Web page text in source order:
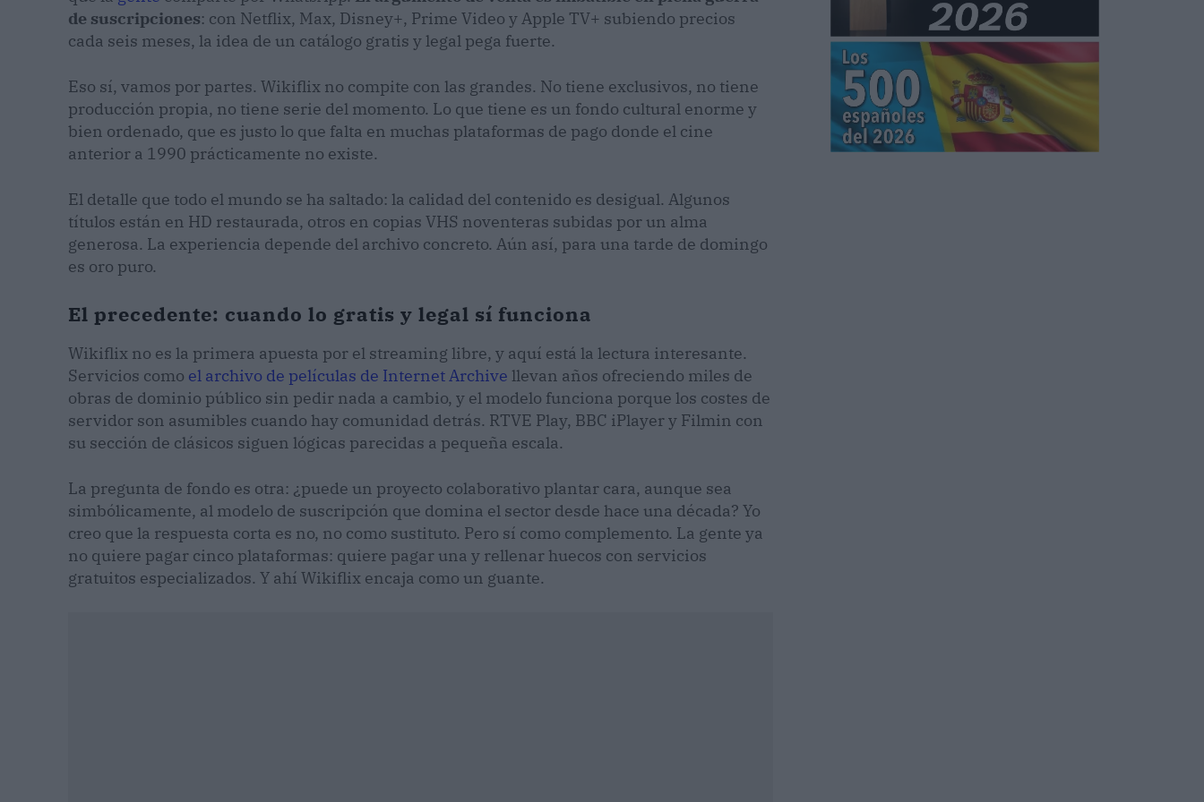
de suscripciones: con Netflix, Max, Disney+, Prime Video y Apple TV+ subiendo precios
cada seis meses, la idea de un catálogo gratis y legal pega fuerte.
Eso sí, vamos por partes. Wikiflix no compite con las grandes. No tiene exclusivos, no tiene
producción propia, no tiene serie del momento. Lo que tiene es un fondo cultural enorme y
bien ordenado, que es justo lo que falta en muchas plataformas de pago donde el cine
anterior a 1990 prácticamente no existe.
El detalle que todo el mundo se ha saltado: la calidad del contenido es desigual. Algunos
títulos están en HD restaurada, otros en copias VHS noventeras subidas por un alma
generosa. La experiencia depende del archivo concreto. Aún así, para una tarde de domingo
es oro puro.
El precedente: cuando lo gratis y legal sí funciona
Wikiflix no es la primera apuesta por el streaming libre, y aquí está la lectura interesante.
Servicios como el archivo de películas de Internet Archive llevan años ofreciendo miles de
obras de dominio público sin pedir nada a cambio, y el modelo funciona porque los costes de
servidor son asumibles cuando hay comunidad detrás. RTVE Play, BBC iPlayer y Filmin con
su sección de clásicos siguen lógicas parecidas a pequeña escala.
La pregunta de fondo es otra: ¿puede un proyecto colaborativo plantar cara, aunque sea
simbólicamente, al modelo de suscripción que domina el sector desde hace una década? Yo
creo que la respuesta corta es no, no como sustituto. Pero sí como complemento. La gente ya
no quiere pagar cinco plataformas: quiere pagar una y rellenar huecos con servicios
gratuitos especializados. Y ahí Wikiflix encaja como un guante.